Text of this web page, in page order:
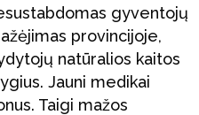
gyventojų
provincijoje,
natūralios kaitos
Jauni medikai
Taigi mažos